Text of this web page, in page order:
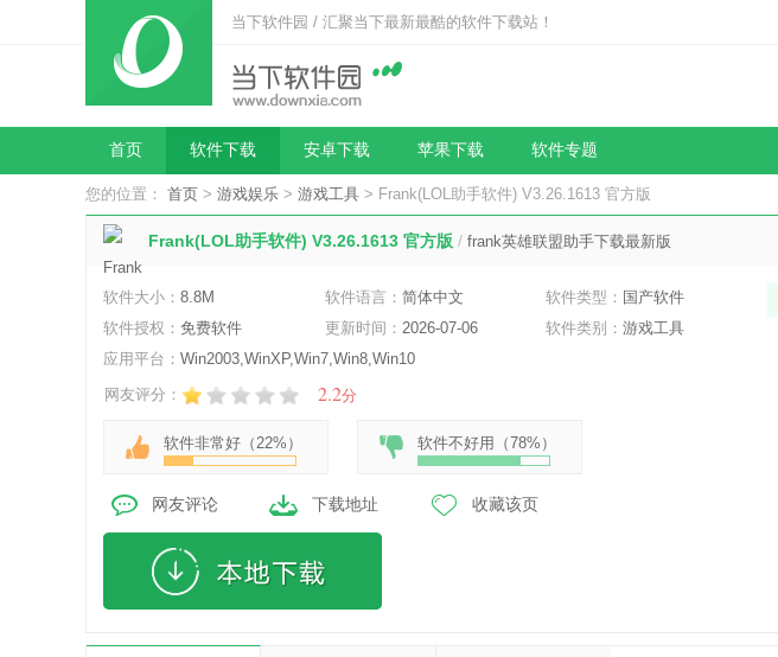
当下软件园 / 汇聚当下最新最酷的软件下载站！
首页 软件下载 安卓下载 苹果下载 软件专题
您的位置： 首页 > 游戏娱乐 > 游戏工具 > Frank(LOL助手软件) V3.26.1613 官方版
Frank(LOL助手软件) V3.26.1613 官方版 / frank英雄联盟助手下载最新版
软件大小： 8.8M 软件语言： 简体中文 软件类型： 国产软件
软件授权： 免费软件 更新时间： 2026-07-06 软件类别：游戏工具
应用平台： Win2003,WinXP,Win7,Win8,Win10
网友评分：
2.2分
软件非常好（22% ） 软件不好用（78% ）
网友评论 下载地址 收藏该页